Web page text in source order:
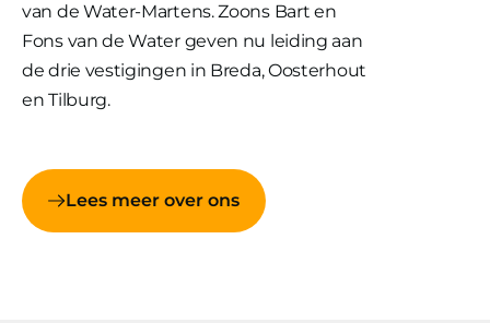
van de Water-Martens. Zoons Bart en
Fons van de Water geven nu leiding aan
de drie vestigingen in Breda, Oosterhout
en Tilburg.
Lees meer over ons